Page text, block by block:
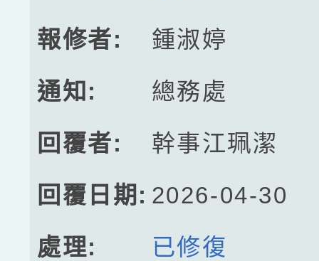
鍾淑婷
總務處
幹事江珮潔
2026-04-30
已修復